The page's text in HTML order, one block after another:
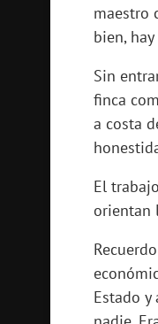
maestro
bien,
Sin
finca
a costa
El
orientan
Estado